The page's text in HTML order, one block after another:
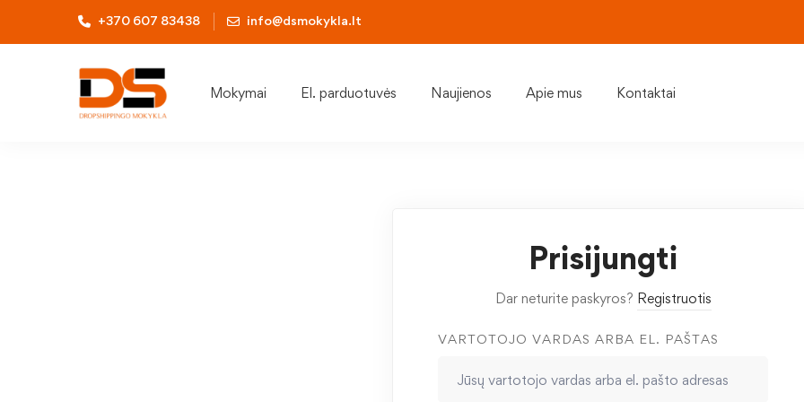
+370 607 83438 info@dsmokykla.lt
Mokymai El. parduotuvės Naujienos Apie mus Kontaktai
Prisijungti
Dar neturite paskyros? Registruotis
VARTOTOJO VARDAS ARBA EL. PAŠTAS